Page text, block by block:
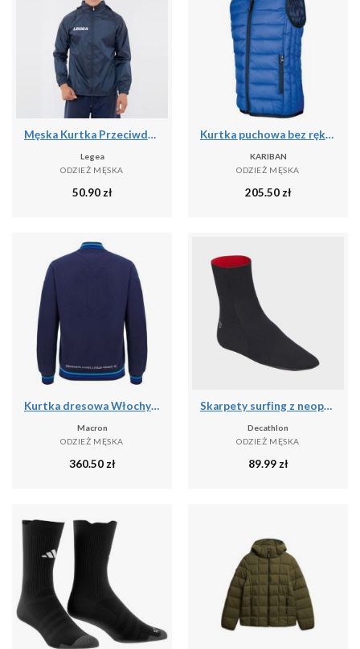
Męska Kurtka Przeciwdeszczowa Biegowa Niebieska
Legea
ODZIEŻ MĘSKA
50.90 zł
Kurtka puchowa bez rękawów Kariban Légère
KARIBAN
ODZIEŻ MĘSKA
205.50 zł
Kurtka dresowa Włochy 2024
Macron
ODZIEŻ MĘSKA
360.50 zł
Skarpety surfing z neoprenu 3 mm
Decathlon
ODZIEŻ MĘSKA
89.99 zł